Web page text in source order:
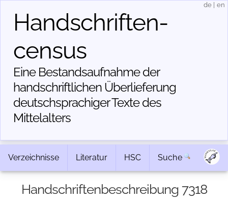
Handschriften­
census
Eine Bestandsaufnahme der
handschriftlichen Über­lieferung
deutschsprachiger Texte des
Mittelalters
de en
Verzeichnisse Literatur HSC Suche
Handschriftenbeschreibung 7318